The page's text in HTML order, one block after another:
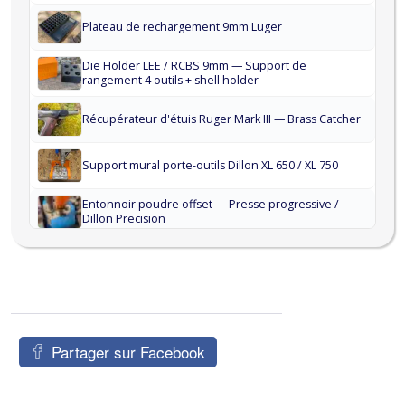
Plateau de rechargement 9mm Luger
Die Holder LEE / RCBS 9mm — Support de
rangement 4 outils + shell holder
Récupérateur d'étuis Ruger Mark III — Brass Catcher
Support mural porte-outils Dillon XL 650 / XL 750
Entonnoir poudre offset — Presse progressive /
Dillon Precision
Rack mural shell holders — 12 emplacements —
Partager sur Facebook